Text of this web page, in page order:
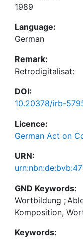
1989
Language:
German
Remark:
Retrodigitalisat:
DOI:
10.20378/irb-
Licence:
German Act on
URN:
GND Keywords:
Wortbildung ;
Komposition,
Keywords: